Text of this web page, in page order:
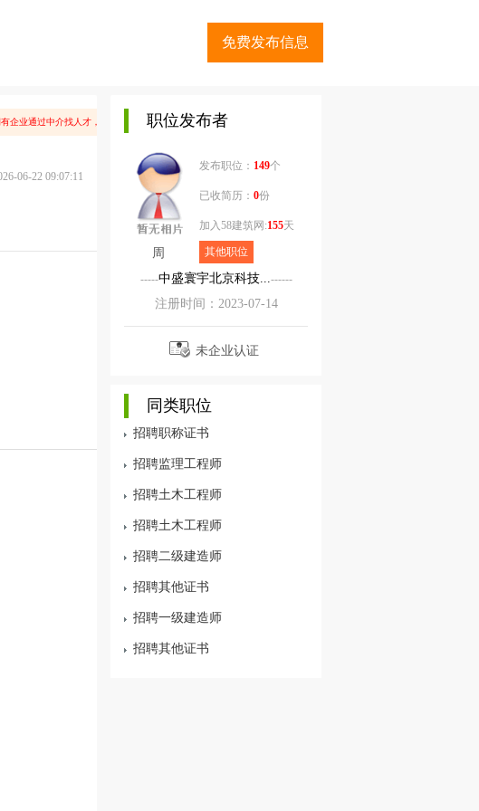
免费发布信息
企业通过中介找人才，打款后就联系不到中介，请尽量选择已通过认证的放心中介公司，并保存好合同，如出现不接电
06-22 09:07:11
职位发布者
周
发布职位： 149个
已收简历： 0份
加入58建筑网:155天
其他职位
-----中盛寰宇北京科技... ------
注册时间：2023-07-14
未企业认证
同类职位
招聘职称证书
招聘监理工程师
招聘土木工程师
招聘土木工程师
招聘二级建造师
招聘其他证书
招聘一级建造师
招聘其他证书